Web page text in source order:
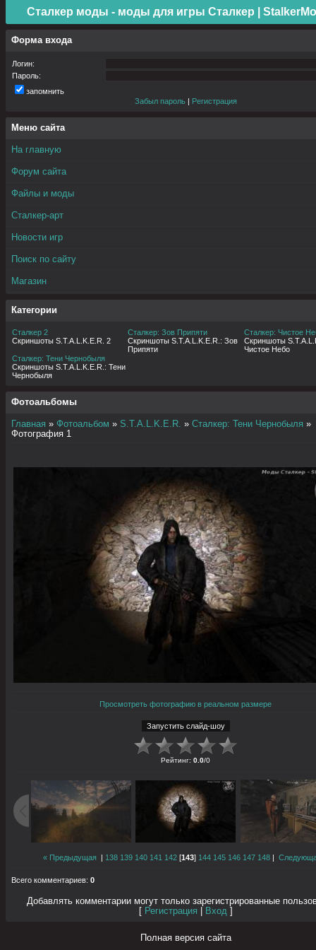
Сталкер моды - моды для игры Сталкер |
Форма входа
Логин:
Пароль:
запомнить
Забыл пароль | Регистрация
Меню сайта
На главную
Форум сайта
Файлы и моды
Сталкер-арт
Новости игр
Поиск по сайту
Магазин
Категории
Сталкер 2
Скриншоты S.T.A.L.K.E.R. 2
Сталкер: Зов Припяти
Скриншоты S.T.A.L.K.E.R.: Зов
Припяти
Сталкер: Чистое
Скриншоты
Чистое Небо
Сталкер: Тени Чернобыля
Скриншоты S.T.A.L.K.E.R.: Тени
Чернобыля
Фотоальбомы
Главная » Фотоальбом » S.T.A.L.K.E.R. » Сталкер: Тени Чернобыля »
Фотография 1
Просмотреть фотографию в реальном размере
Рейтинг: 0.0/0
« Предыдущая | 138 139 140 141 142 [143] 144 145 146 147 148 |
Всего комментариев: 0
Добавлять комментарии могут только зарегистрированные
Регистрация Вход
Полная версия сайта